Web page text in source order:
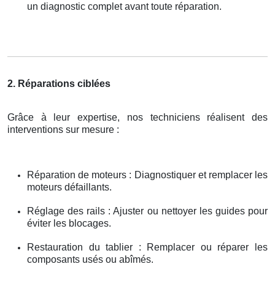
un diagnostic complet avant toute réparation.
2. Réparations ciblées
Grâce à leur expertise, nos techniciens réalisent des
interventions sur mesure :
Réparation de moteurs : Diagnostiquer et remplacer les
moteurs défaillants.
Réglage des rails : Ajuster ou nettoyer les guides pour
éviter les blocages.
Restauration du tablier : Remplacer ou réparer les
composants usés ou abîmés.